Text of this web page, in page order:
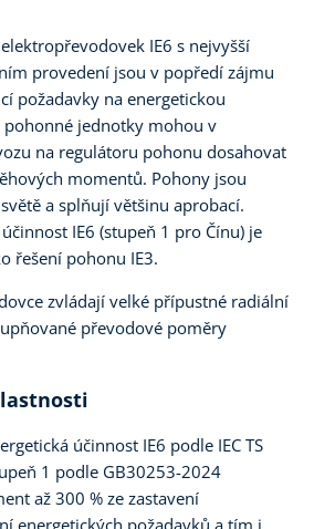
IE6 s nejvyšší
provedení jsou v popředí zájmu
požadavky na energetickou
jednotky mohou v
na regulátoru pohonu dosahovat
momentů. Pohony jsou
a splňují většinu aprobací.
IE6 (stupeň 1 pro Čínu) je
řešení pohonu IE3.
zvládají velké přípustné radiální
převodové poměry
účinnost IE6 podle IEC TS
1 podle GB30253-2024
až 300 % ze zastavení